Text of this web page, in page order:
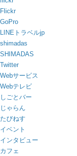
Flickr
GoPro
LINEトラベルjp
shimadas
SHIMADAS
Twitter
Webサービス
Webテレビ
しごとバー
じゃらん
たびねす
イベント
インタビュー
カフェ